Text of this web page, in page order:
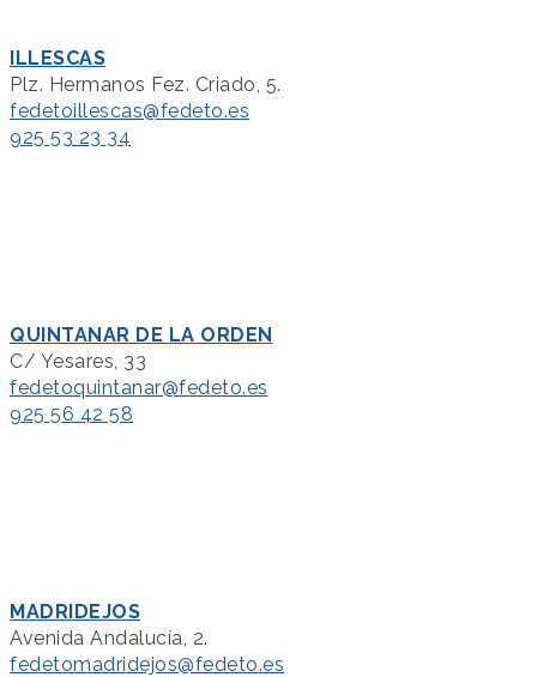
ILLESCAS
Plz. Hermanos Fez. Criado, 5.
fedetoillescas@fedeto.es
925 53 23 34
QUINTANAR DE LA ORDEN
C/ Yesares, 33
fedetoquintanar@fedeto.es
925 56 42 58
MADRIDEJOS
Avenida Andalucía, 2.
fedetomadridejos@fedeto.es